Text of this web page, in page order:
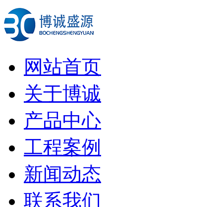
网站首页
关于博诚
产品中心
工程案例
新闻动态
联系我们